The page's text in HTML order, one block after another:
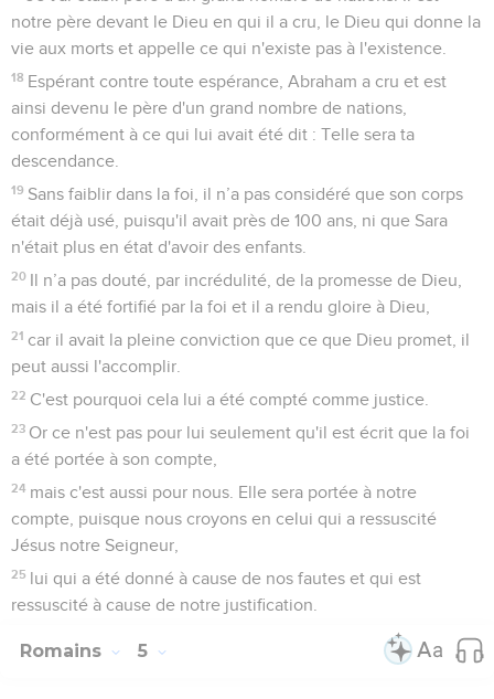
notre père devant le Dieu en qui il a cru, le Dieu qui donne la
vie aux morts et appelle ce qui n'existe pas à l'existence.
18 Espérant contre toute espérance, Abraham a cru et est
ainsi devenu le père d'un grand nombre de nations,
conformément à ce qui lui avait été dit : Telle sera ta
descendance.
19 Sans faiblir dans la foi, il n’a pas considéré que son corps
était déjà usé, puisqu'il avait près de 100 ans, ni que Sara
n'était plus en état d'avoir des enfants.
20 Il n’a pas douté, par incrédulité, de la promesse de Dieu,
mais il a été fortifié par la foi et il a rendu gloire à Dieu,
21 car il avait la pleine conviction que ce que Dieu promet, il
peut aussi l'accomplir.
22 C'est pourquoi cela lui a été compté comme justice.
23 Or ce n'est pas pour lui seulement qu'il est écrit que la foi
a été portée à son compte,
24 mais c'est aussi pour nous. Elle sera portée à notre
compte, puisque nous croyons en celui qui a ressuscité
Jésus notre Seigneur,
25 lui qui a été donné à cause de nos fautes et qui est
ressuscité à cause de notre justification.
Romains 5